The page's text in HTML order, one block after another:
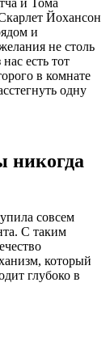
Йохансон
и
не столь
есть тот
в комнате
одну
никогда
совсем
С таким
который
глубоко в